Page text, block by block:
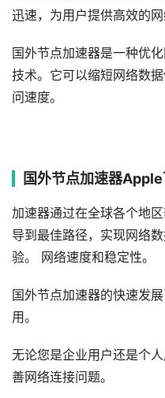
迅速，为用户提供高效的网
国外节点加速器是一种优
技术。它可以缩短网络数
问速度。
国外节点加速器
加速器通过在全球各个地
导到最佳路径，实现网络
验。 网络速度和稳定性。
国外节点加速器的快速发
用。
无论您是企业用户还是个
善网络连接问题。